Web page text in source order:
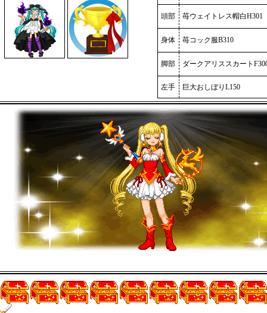
頭部 苺ウェイトレス帽白H301
身体 苺コック服B310
脚部 ダークアリススカート
左手 巨大おしぼりL150